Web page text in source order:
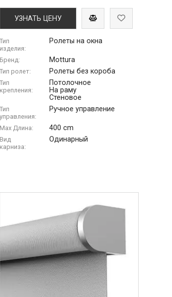
УЗНАТЬ ЦЕНУ
Тип
изделия:
Ролеты на окна
Бренд: Mottura
Тип ролет: Ролеты без короба
Тип
крепления:
Потолочное
На раму
Стеновое
Тип
управления:
Ручное управление
Max Длина: 400 cm
Вид
карниза:
Одинарный